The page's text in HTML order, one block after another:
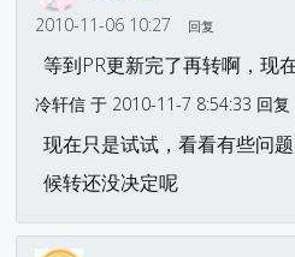
2010-11-06 10:27
回复
等到PR更新完了再转啊，现
冷轩信 于 2010-11-7 8:54:33 回复
现在只是试试，看看有些问
候转还没决定呢